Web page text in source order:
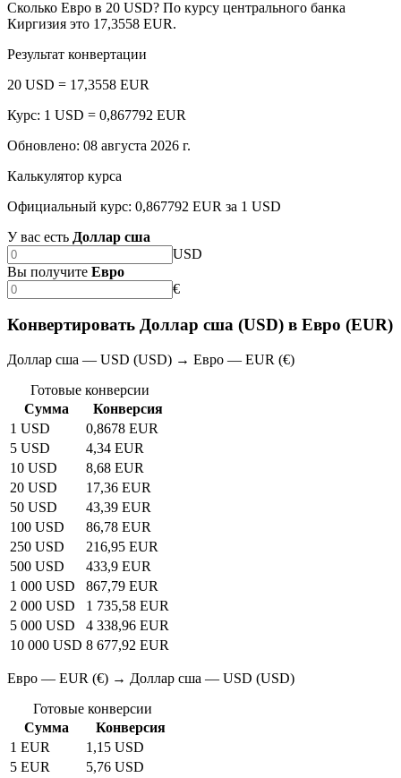
Сколько Евро в 20 USD? По курсу центрального банка
Киргизия это 17,3558 EUR.
Результат конвертации
20 USD = 17,3558 EUR
Курс: 1 USD = 0,867792 EUR
Обновлено: 08 августа 2026 г.
Калькулятор курса
Официальный курс: 0,867792 EUR за 1 USD
У вас есть Доллар сша
USD
Вы получите Евро
€
Конвертировать Доллар сша (USD) в Евро (EUR)
Доллар сша — USD (USD) → Евро — EUR (€)
Готовые конверсии
Сумма
Конверсия
1 USD
0,8678 EUR
5 USD
4,34 EUR
10 USD
8,68 EUR
20 USD
17,36 EUR
50 USD
43,39 EUR
100 USD
86,78 EUR
250 USD
216,95 EUR
500 USD
433,9 EUR
1 000 USD
867,79 EUR
2 000 USD
1 735,58 EUR
5 000 USD
4 338,96 EUR
10 000 USD 8 677,92 EUR
Евро — EUR (€) → Доллар сша — USD (USD)
Готовые конверсии
Сумма
Конверсия
1 EUR
1,15 USD
5 EUR
5,76 USD